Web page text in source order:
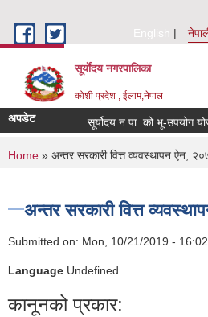
English
सूर्याेदय नगरपालिका
कोशी प्रदेश , ईलाम,नेपाल
अपडेट सूर्योदय न.पा. को भू-उपयोग योजना
You are here
Home » अन्तर सरकारी वित्त व्यवस्थापन ऐन,
अन्तर सरकारी वित्त
Submitted on: Mon, 10/21/2019 - 16:02
Language Undefined
कानूनको प्रकार: